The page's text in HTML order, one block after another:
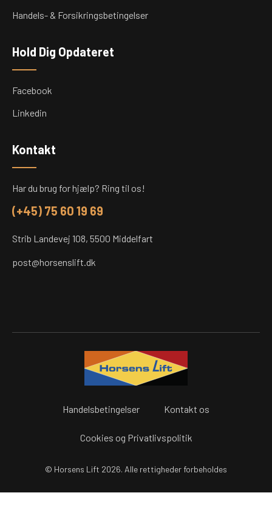
Handels- & Forsikringsbetingelser
Hold Dig Opdateret
Facebook
Linkedin
Kontakt
Har du brug for hjælp? Ring til os!
(+45) 75 60 19 69
Strib Landevej 108, 5500 Middelfart
post@horsenslift.dk
Handelsbetingelser Kontakt os
Cookies og Privatlivspolitik
© Horsens Lift 2026. Alle rettigheder forbeholdes